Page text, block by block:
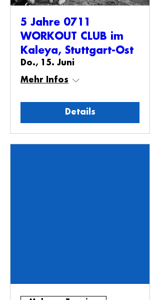
5 Jahre 0711
WORKOUT CLUB im
Kaleya, Stuttgart-Ost
Do., 15. Juni
Mehr Infos
Details